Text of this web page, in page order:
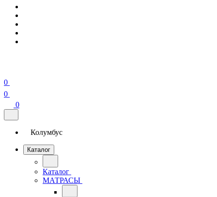
0
0
0
Колумбус
Каталог
Каталог
МАТРАСЫ